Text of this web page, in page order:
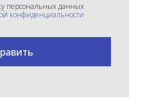
персональных данных
конфиденциальности